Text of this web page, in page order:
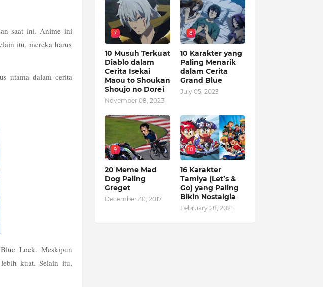
saat ini. Anime ini
itu, mereka harus
utama dalam cerita
Lock. Meskipun
kuat. Selain itu,
7
10 Musuh Terkuat
Diablo dalam
Cerita Isekai
Maou to Shoukan
Shoujo no Dorei
November 08, 2023
8
10 Karakter yang
Paling Menarik
dalam Cerita
Grand Blue
July 05, 2023
9
20 Meme Mad
Dog Paling
Greget
December 30, 2017
10
16 Karakter
Tamiya (Let’s &
Go) yang Paling
Bikin Nostalgia
February 28, 2021